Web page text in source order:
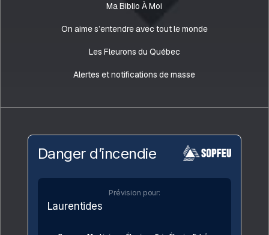
Ma Biblio À Moi
On aime s’entendre avec tout le monde
Les Fleurons du Québec
Alertes et notifications de masse
Danger d’incendie
Prévision pour:
Laurentides